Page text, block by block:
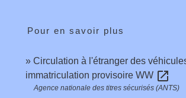
Pour en savoir plus
Circulation à l'étranger des
immatriculation provisoire WW open_in_new
Agence nationale des titres sécurisés (ANTS)